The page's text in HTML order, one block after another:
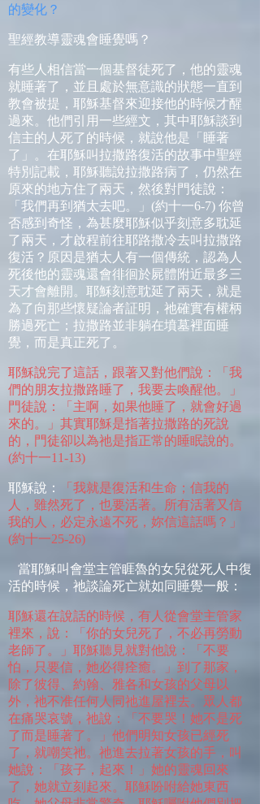
的變化？
聖經教導靈魂會睡覺嗎？
有些人相信當一個基督徒死了，他的靈魂
就睡著了，並且處於無意識的狀態一直到
教會被提，耶穌基督來迎接他的時候才醒
過來。他們引用一些經文，其中耶穌談到
信主的人死了的時候，就說他是「睡著
了」。在耶穌叫拉撒路復活的故事中聖經
特別記載，耶穌聽說拉撒路病了，仍然在
原來的地方住了兩天，然後對門徒說：
「我們再到猶太去吧。」 (約十一6-7) 你曾
否感到奇怪，為甚麼耶穌似乎刻意多耽延
了兩天，才啟程前往耶路撒冷去叫拉撒路
復活？原因是猶太人有一個傳統，認為人
死後他的靈魂還會徘徊於屍體附近最多三
天才會離開。耶穌刻意耽延了兩天，就是
為了向那些懷疑論者証明，祂確實有權柄
勝過死亡；拉撒路並非躺在墳墓裡面睡
覺，而是真正死了。
耶穌說完了這話，跟著又對他們說：「我
們的朋友拉撒路睡了，我要去喚醒他。」
門徒說：「主啊，如果他睡了，就會好過
來的。」其實耶穌是指著拉撒路的死說
的，門徒卻以為祂是指正常的睡眠說的。
(約十一11-13)
耶穌說：
「我就是復活和生命；信我的
人，雖然死了，也要活著。所有活著又信
我的人，必定永遠不死，妳信這話嗎？」
(約十一25-26)
當耶穌叫會堂主管睚魯的女兒從死人中復
活的時候，祂談論死亡就如同睡覺一般：
耶穌還在說話的時候，有人從會堂主管家
裡來，說：「你的女兒死了，不必再勞動
老師了。」耶穌聽見就對他說：「不要
怕，只要信，她必得痊癒。」到了那家，
除了彼得、約翰、雅各和女孩的父母以
外，祂不准任何人同祂進屋裡去。眾人都
在痛哭哀號，祂說：「不要哭！她不是死
了而是睡著了。」他們明知女孩已經死
了，就嘲笑祂。祂進去拉著女孩的手，叫
她說：「孩子，起來！」她的靈魂回來
了，她就立刻起來。耶穌吩咐給她東西